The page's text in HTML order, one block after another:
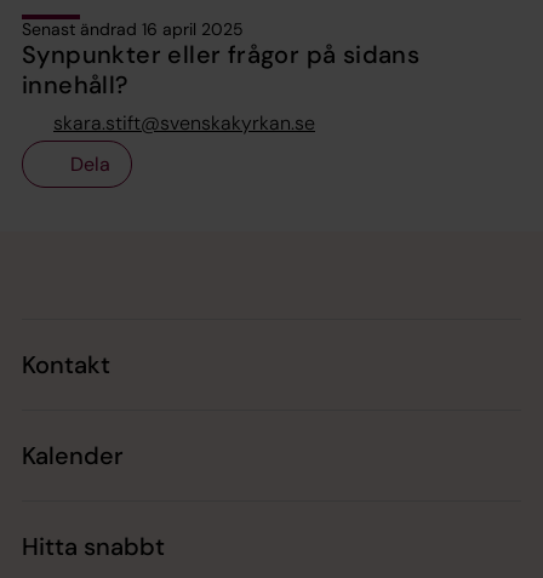
Senast ändrad 16 april 2025
Synpunkter eller frågor på sidans
innehåll?
skara.stift@svenskakyrkan.se
Dela
Kontakt
Kalender
Hitta snabbt